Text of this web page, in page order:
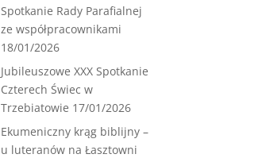
Spotkanie Rady Parafialnej
ze współpracownikami
18/01/2026
Jubileuszowe XXX Spotkanie
Czterech Świec w
Trzebiatowie 17/01/2026
Ekumeniczny krąg biblijny –
u luteranów na Łasztowni